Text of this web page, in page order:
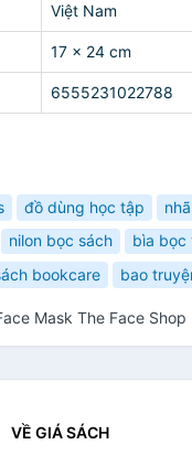
Việt Nam
17 x 24 cm
6555231022788
đồ dùng học tập
nilon bọc sách bìa bọc
bookcare bao
Mask The Face Shop
VỀ GIÁ SÁCH